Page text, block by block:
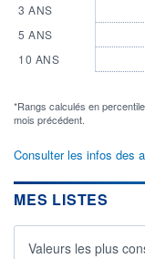
3 ANS
5 ANS
10 ANS
*Rangs calculés en
mois précédent.
Consulter les infos des
MES LISTES
Valeurs les plus